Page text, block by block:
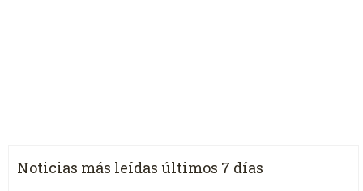
Noticias más leídas últimos 7 días